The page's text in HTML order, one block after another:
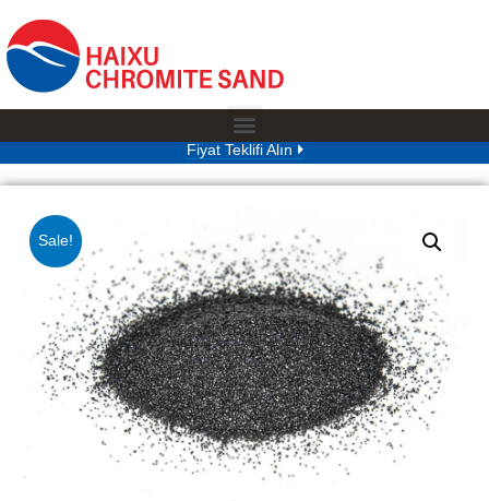
Fiyat Teklifi Alın
Sale!